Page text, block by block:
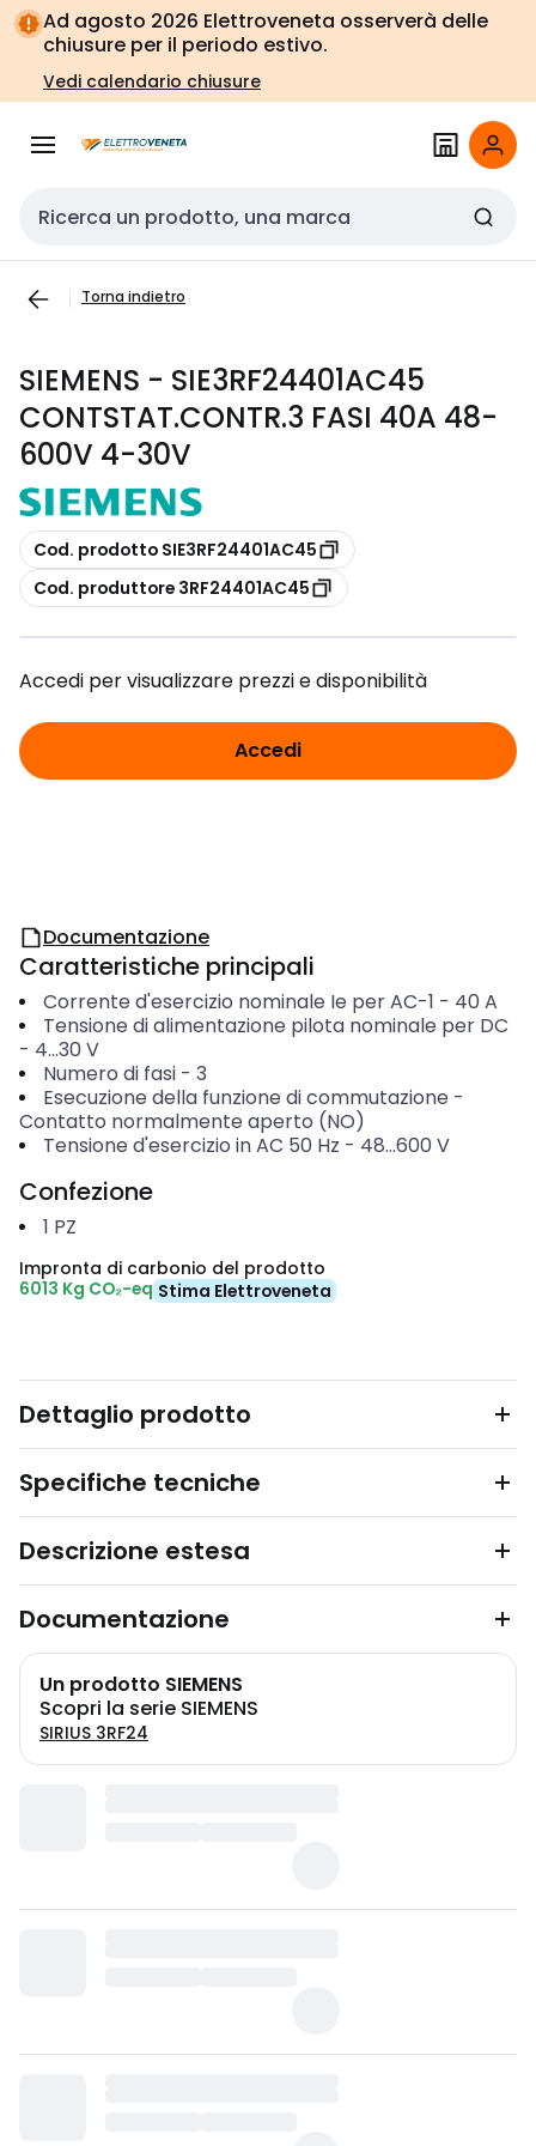
Vai alla
navigazione
Vai
alla
pagina
Ad agosto 2026 Elettroveneta osserverà delle
chiusure per il periodo estivo.
Vedi calendario chiusure
Cerca input
Torna indietro
SIEMENS - SIE3RF24401AC45
CONTSTAT.CONTR.3 FASI 40A 48-
600V 4-30V
copia
Cod. prodotto SIE3RF24401AC45
copia
Cod. produttore 3RF24401AC45
Accedi per visualizzare prezzi e disponibilità
Accedi
Documentazione
Caratteristiche principali
Corrente d'esercizio nominale Ie per AC-1 - 40 A
Tensione di alimentazione pilota nominale per DC
- 4...30 V
Numero di fasi- 3
Esecuzione della funzione di commutazione -
Contatto normalmente aperto (NO)
Tensione d'esercizio in AC 50 Hz - 48...600 V
Confezione
1 PZ
Impronta di carbonio del prodotto
6013 Kg CO₂-eq Stima Elettroveneta
Dettaglio prodotto
Specifiche tecniche
Descrizione estesa
Documentazione
Un prodotto SIEMENS
Scopri la serie SIEMENS
SIRIUS 3RF24